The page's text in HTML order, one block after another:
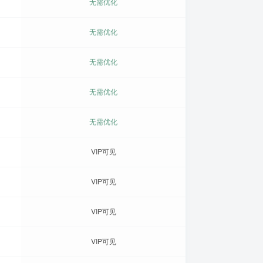
无需优化
无需优化
无需优化
无需优化
VIP可见
VIP可见
VIP可见
VIP可见